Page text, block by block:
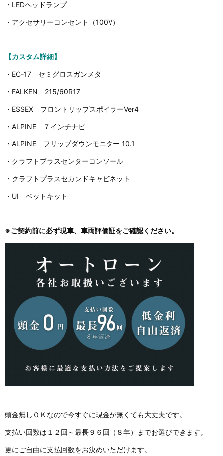
・LEDヘッドランプ
・アクセサリーコンセント（100V）
【カスタム詳細】
・EC-17 セミグロスガンメタ
・FALKEN 215/60R17
・ESSEX フロントリップスポイラーVer4
・ALPINE ７インチナビ
・ALPINE フリップダウンモニター 10.1
・クラフトプラスセンターコンソール
・クラフトプラスセカンドキャビネット
・UI ベットキット
※ご契約前に必ず現車、車両評価証をご確認ください。
頭金無しＯＫなので今すぐに現金が無くても大丈夫です。
支払い回数は１２回～最長９６回（８年）までお選びできます。
更にご自由に支払回数をお決めいただけます。